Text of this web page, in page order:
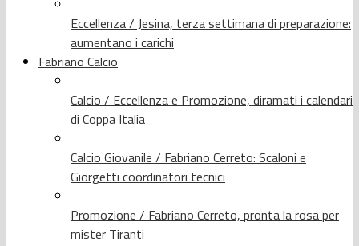
Eccellenza / Jesina, terza settimana di preparazione:
aumentano i carichi
Fabriano Calcio
Calcio / Eccellenza e Promozione, diramati i calendari
di Coppa Italia
Calcio Giovanile / Fabriano Cerreto: Scaloni e
Giorgetti coordinatori tecnici
Promozione / Fabriano Cerreto, pronta la rosa per
mister Tiranti